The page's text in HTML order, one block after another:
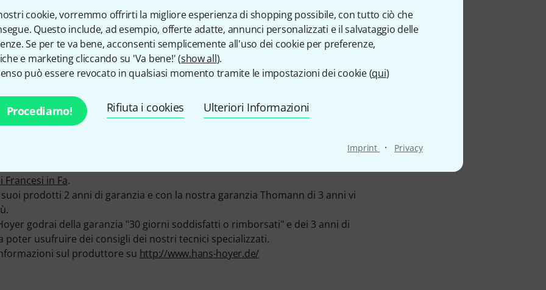
cookie, vorremmo offrirti la migliore esperienza di shopping possibile, con tutto ciò che
Questo include, ad esempio, offerte adatte, annunci personalizzati e il salvataggio delle
Se per te va bene, acconsenti semplicemente all'uso dei cookie per preferenze,
e marketing cliccando su 'Va bene!' (show all).
può essere revocato in qualsiasi momento tramite le impostazioni dei cookie (qui)
Procediamo! Rifiuta i cookies Ulteriori Informazioni
Imprint · Privacy
1996 20+ 78.47% (in un anno)
è posizionata in Markneuenkirchen (D).
25 prodotti della Hans Hoyer - di questi 23 sono in magazzino pronti ad essere
Hoyer li abbiamo ormai da 30 anni.
da casa sui prodotti Hans Hoyer , da noi troverete oltre alle descrizioni
tests ed opinioni sui prodotti della Hans Hoyer - compresi 325 Foto del
360 gradi e 40 Giudizi dei nostri clienti.
della Hans Hoyer come Topseller da Thomann, ed anche nelle categorie
Francesi in Fa.
prodotti 2 anni di garanzia e con la nostra garanzia Thomann di 3 anni vi
godrai della garanzia "30 giorni soddisfatti o rimborsati" e dei 3 anni di
poter usufruire dei consigli dei nostri tecnici specializzati.
sul produttore su http://www.hans-hoyer.de/